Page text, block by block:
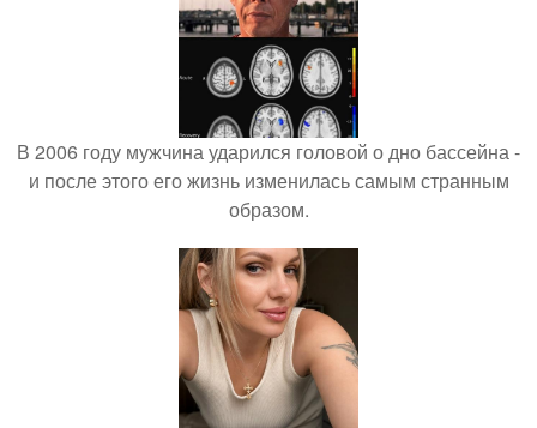
В 2006 году мужчина ударился головой о дно бассейна -
и после этого его жизнь изменилась самым странным
образом.